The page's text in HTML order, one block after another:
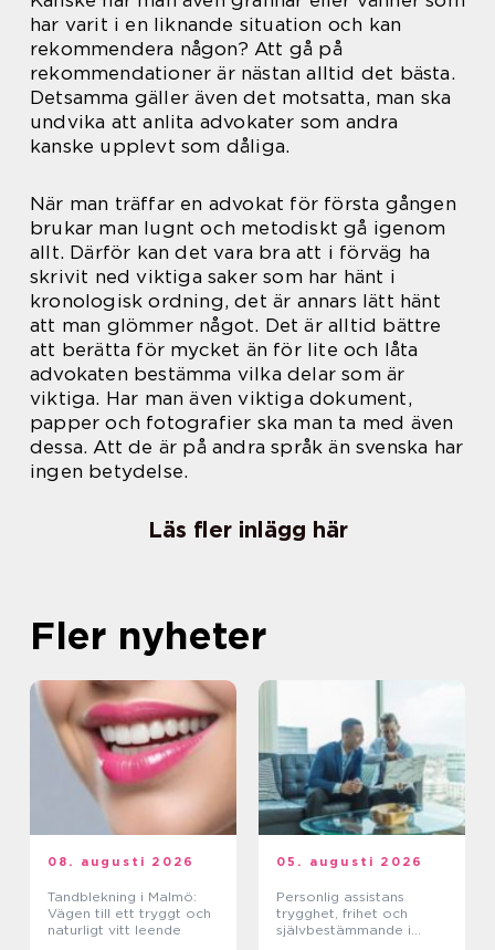
har varit i en liknande situation och kan
rekommendera någon? Att gå på
rekommendationer är nästan alltid det bästa.
Detsamma gäller även det motsatta, man ska
undvika att anlita advokater som andra
kanske upplevt som dåliga.
När man träffar en advokat för första gången
brukar man lugnt och metodiskt gå igenom
allt. Därför kan det vara bra att i förväg ha
skrivit ned viktiga saker som har hänt i
kronologisk ordning, det är annars lätt hänt
att man glömmer något. Det är alltid bättre
att berätta för mycket än för lite och låta
advokaten bestämma vilka delar som är
viktiga. Har man även viktiga dokument,
papper och fotografier ska man ta med även
dessa. Att de är på andra språk än svenska har
ingen betydelse.
Läs fler inlägg här
Fler nyheter
08. augusti 2026
Tandblekning i Malmö:
Vägen till ett tryggt och
naturligt vitt leende
05. augusti 2026
Personlig assistans
trygghet, frihet och
självbestämmande i